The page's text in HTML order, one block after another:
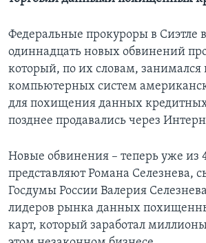
Федеральные прокуроры в Сиэтле
одиннадцать новых обвинений
который, по их словам, занимался
компьютерных систем
для похищения данных
позднее продавались через
Новые обвинения – теперь уже из
представляют Романа Селезнева,
Госдумы России Валерия
лидеров рынка данных
карт, который заработал